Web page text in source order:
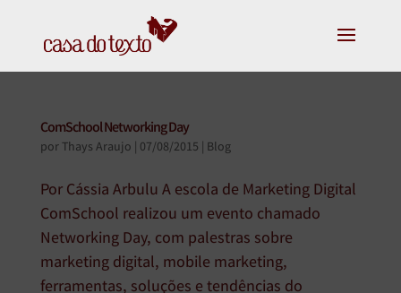
ComSchool Networking Day
porThays Araujo 07/08/2015 Blog
Por Cássia Arbulu A escola de Marketing Digital
ComSchool realizou um evento chamado
Networking Day, com palestras sobre
marketing digital, mobile marketing,
ferramentas, soluções e tendências do